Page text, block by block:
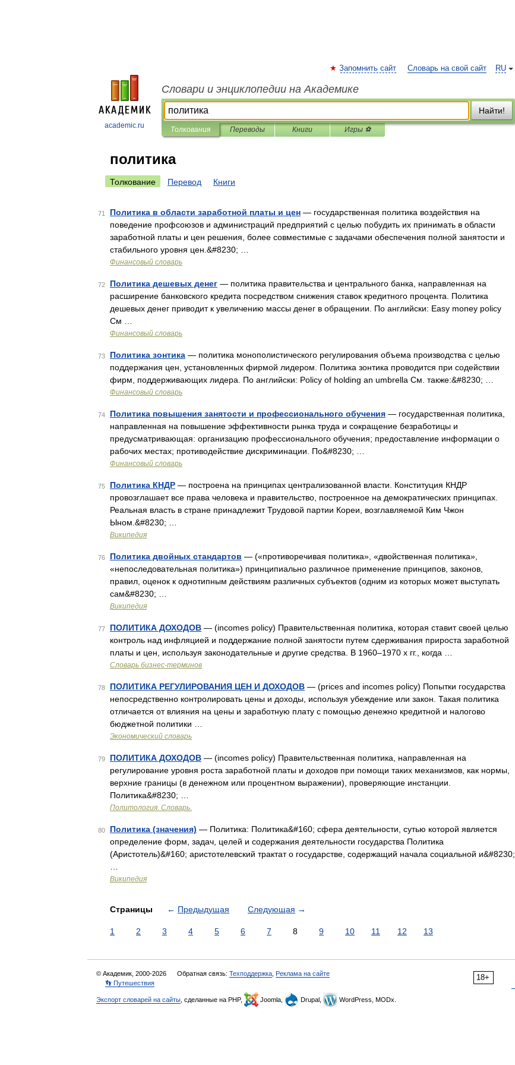
academic.ru
RU
Запомнить сайт Словарь на свой сайт
Словари и энциклопедии на Академике
Найти!
Толкования Переводы Книги Игры ⚽
политика
Толкование Перевод Книги
71 Политика в области заработной платы и цен — государственная политика воздействия на
поведение профсоюзов и администраций предприятий с целью побудить их принимать в области
заработной платы и цен решения, более совместимые с задачами обеспечения полной занятости и
стабильного уровня цен.&#8230; …
Финансовый словарь
72 Политика дешевых денег — политика правительства и центрального банка, направленная на
расширение банковского кредита посредством снижения ставок кредитного процента. Политика
дешевых денег приводит к увеличению массы денег в обращении. По английски: Easy money policy
См …
Финансовый словарь
73 Политика зонтика — политика монополистического регулирования объема производства с целью
поддержания цен, установленных фирмой лидером. Политика зонтика проводится при содействии
фирм, поддерживающих лидера. По английски: Policy of holding an umbrella См. также:&#8230; …
Финансовый словарь
74 Политика повышения занятости и профессионального обучения — государственная политика,
направленная на повышение эффективности рынка труда и сокращение безработицы и
предусматривающая: организацию профессионального обучения; предоставление информации о
рабочих местах; противодействие дискриминации. По&#8230; …
Финансовый словарь
75 Политика КНДР — построена на принципах централизованной власти. Конституция КНДР
провозглашает все права человека и правительство, построенное на демократических принципах.
Реальная власть в стране принадлежит Трудовой партии Кореи, возглавляемой Ким Чжон
Ыном.&#8230; …
Википедия
76 Политика двойных стандартов — («противоречивая политика», «двойственная политика»,
«непоследовательная политика») принципиально различное применение принципов, законов,
правил, оценок к однотипным действиям различных субъектов (одним из которых может выступать
сам&#8230; …
Википедия
77 ПОЛИТИКА ДОХОДОВ — (incomes policy) Правительственная политика, которая ставит своей целью
контроль над инфляцией и поддержание полной занятости путем сдерживания прироста заработной
платы и цен, используя законодательные и другие средства. В 1960–1970 х гг., когда …
Словарь бизнес-терминов
78 ПОЛИТИКА РЕГУЛИРОВАНИЯ ЦЕН И ДОХОДОВ — (prices and incomes policy) Попытки государства
непосредственно контролировать цены и доходы, используя убеждение или закон. Такая политика
отличается от влияния на цены и заработную плату с помощью денежно кредитной и налогово
бюджетной политики …
Экономический словарь
79 ПОЛИТИКА ДОХОДОВ — (incomes policy) Правительственная политика, направленная на
регулирование уровня роста заработной платы и доходов при помощи таких механизмов, как нормы,
верхние границы (в денежном или процентном выражении), проверяющие инстанции.
Политика&#8230; …
Политология. Словарь.
80 Политика (значения) — Политика: Политика&#160; сфера деятельности, сутью которой является
определение форм, задач, целей и содержания деятельности государства Политика
(Аристотель)&#160; аристотелевский трактат о государстве, содержащий начала социальной и&#8230;
Википедия
Страницы ← Предыдущая Следующая →
1 2 3 4 5 6 7 8 9 10 11 12 13
18+
© Академик, 2000-2026 Обратная связь: Техподдержка Реклама на сайте
👣 Путешествия
Экспорт словарей на сайты , сделанные на PHP, Joomla, Drupal, WordPress, MODx.